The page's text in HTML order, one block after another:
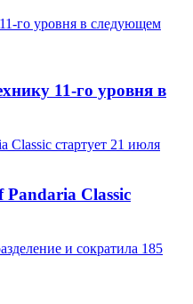
го уровня в следующем
11-го уровня в
Classic стартует 21 июля
Classic
и сократила 185